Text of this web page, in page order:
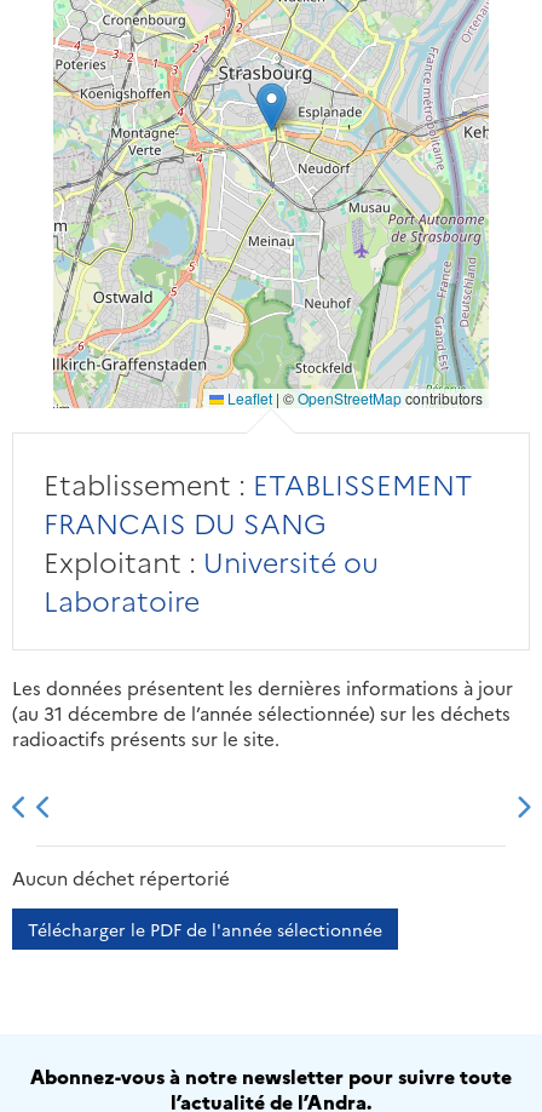
Leaflet | ©OpenStreetMapcontributors
Etablissement : ETABLISSEMENT
FRANCAIS DU SANG
Exploitant : Université ou
Laboratoire
Les données présentent les dernières informations à jour
(au 31 décembre de l’année sélectionnée) sur les déchets
radioactifs présents sur le site.
2013 2014
Aucun déchet répertorié
Télécharger le PDF de l'année sélectionnée
Abonnez-vous à notre newsletter pour suivre toute
l’actualité de l’Andra.